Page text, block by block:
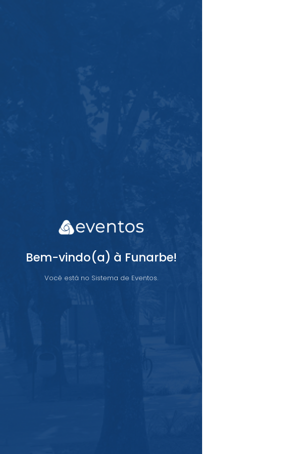
Bem-vindo(a) à Funarbe!
Você está no Sistema de Eventos.